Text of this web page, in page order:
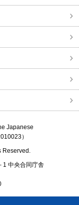
Japanese
）
Reserved.
1 中央合同庁舎